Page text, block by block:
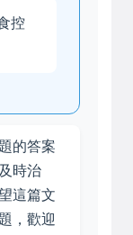
控
的答案
時治
這篇文
，歡迎